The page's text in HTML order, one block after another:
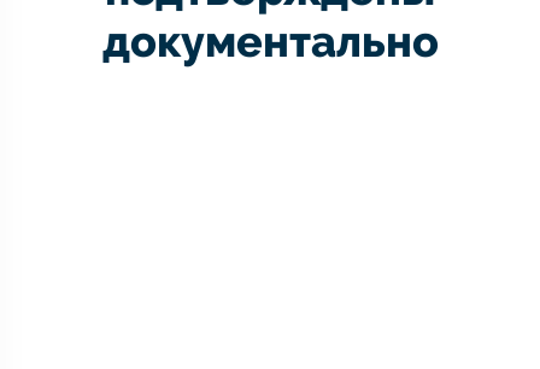
документально